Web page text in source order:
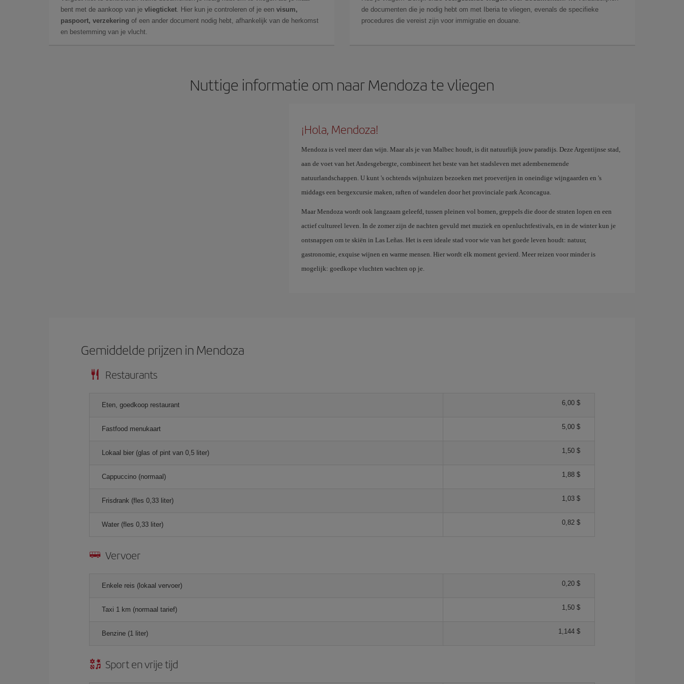
bent met de aankoop van je vliegticket . Hier kun je controleren of je een visum,
paspoort, verzekering of een ander document nodig hebt, afhankelijk van de herkomst
en bestemming van je vlucht.
de documenten die je nodig hebt om met Iberia te vliegen, evenals de specifieke
procedures die vereist zijn voor immigratie en douane.
Nuttige informatie om naar Mendoza te vliegen
¡Hola, Mendoza!
Mendoza is veel meer dan wijn. Maar als je van Malbec houdt, is dit natuurlijk jouw paradijs. Deze Argentijnse stad,
aan de voet van het Andesgebergte, combineert het beste van het stadsleven met adembenemende
natuurlandschappen. U kunt 's ochtends wijnhuizen bezoeken met proeverijen in oneindige wijngaarden en 's
middags een bergexcursie maken, raften of wandelen door het provinciale park Aconcagua.
Maar Mendoza wordt ook langzaam geleefd, tussen pleinen vol bomen, greppels die door de straten lopen en een
actief cultureel leven. In de zomer zijn de nachten gevuld met muziek en openluchtfestivals, en in de winter kun je
ontsnappen om te skiën in Las Leñas. Het is een ideale stad voor wie van het goede leven houdt: natuur,
gastronomie, exquise wijnen en warme mensen. Hier wordt elk moment gevierd. Meer reizen voor minder is
mogelijk: goedkope vluchten wachten op je.
Gemiddelde prijzen in Mendoza
Restaurants
Eten, goedkoop restaurant 6,00 $
Fastfood menukaart 5,00 $
Lokaal bier (glas of pint van 0,5 liter) 1,50 $
Cappuccino (normaal) 1,88 $
Frisdrank (fles 0,33 liter) 1,03 $
Water (fles 0,33 liter) 0,82 $
Vervoer
Enkele reis (lokaal vervoer) 0,20 $
Taxi 1 km (normaal tarief) 1,50 $
Benzine (1 liter) 1,144 $
Sport en vrije tijd